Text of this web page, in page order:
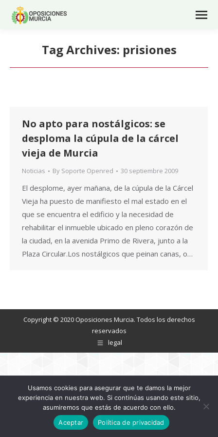
Tag Archives: prisiones
No apto para nostálgicos: se
desploma la cúpula de la cárcel
vieja de Murcia
Noticias By Soporte Openred 30 septiembre 2009
El desplome, ayer mañana, de la cúpula de la Cárcel
Vieja ha puesto de manifiesto el mal estado en el
que se encuentra el edificio y la necesidad de
rehabilitar el inmueble ubicado en pleno corazón de
la ciudad, en la avenida Primo de Rivera, junto a la
Plaza Circular.Los nostálgicos que peinan canas, o…
Copyright © 2020 Oposiciones Murcia. Todos los derechos
reservados
legal
Usamos cookies para asegurar que te damos la mejor
experiencia en nuestra web. Si continúas usando este sitio,
asumiremos que estás de acuerdo con ello.
Aceptar
Política de privacidad